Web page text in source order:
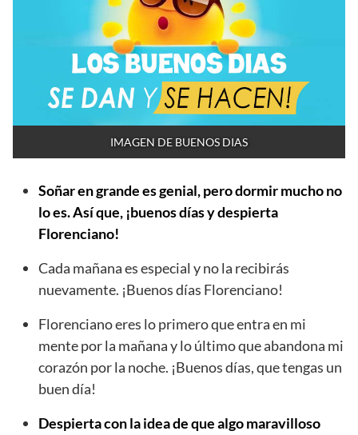
IMAGEN DE BUENOS DIAS
Soñar en grande es genial, pero dormir mucho no
lo es. Así que, ¡buenos días y despierta
Florenciano!
Cada mañana es especial y no la recibirás
nuevamente. ¡Buenos días Florenciano!
Florenciano eres lo primero que entra en mi
mente por la mañana y lo último que abandona mi
corazón por la noche. ¡Buenos días, que tengas un
buen día!
Despierta con la idea de que algo maravilloso